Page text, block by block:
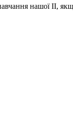
нашої ІІ,